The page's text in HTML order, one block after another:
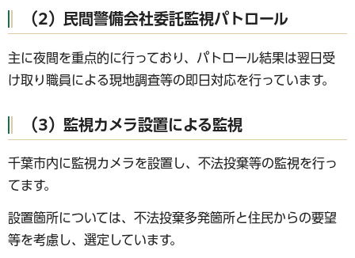
（2）民間警備会社委託監視パトロール
主に夜間を重点的に行っており、パトロール結果は翌日受
け取り職員による現地調査等の即日対応を行っています。
（3）監視カメラ設置による監視
千葉市内に監視カメラを設置し、不法投棄等の監視を行っ
てます。
設置箇所については、不法投棄多発箇所と住民からの要望
等を考慮し、選定しています。